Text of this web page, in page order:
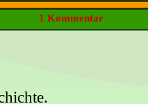
1 Kommentar